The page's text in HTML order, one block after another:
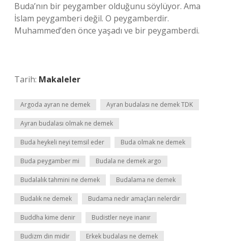
Buda’nın bir peygamber olduğunu söylüyor. Ama
İslam peygamberi değil. O peygamberdir.
Muhammed’den önce yaşadı ve bir peygamberdi.
Tarih: Makaleler
Argoda ayran ne demek Ayran budalası ne demek TDK
Ayran budalası olmak ne demek
Buda heykeli neyi temsil eder Buda olmak ne demek
Buda peygamber mi Budala ne demek argo
Budalalık tahmini ne demek Budalama ne demek
Budalık ne demek Budama nedir amaçları nelerdir
Buddha kime denir Budistler neye inanır
Budizm din midir Erkek budalası ne demek